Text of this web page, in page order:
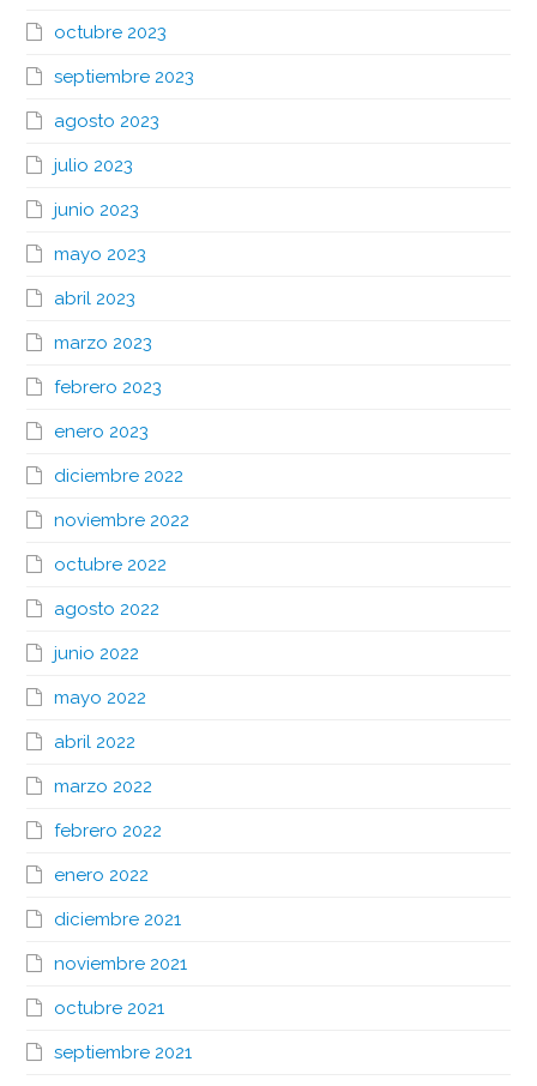
octubre 2023
septiembre 2023
agosto 2023
julio 2023
junio 2023
mayo 2023
abril 2023
marzo 2023
febrero 2023
enero 2023
diciembre 2022
noviembre 2022
octubre 2022
agosto 2022
junio 2022
mayo 2022
abril 2022
marzo 2022
febrero 2022
enero 2022
diciembre 2021
noviembre 2021
octubre 2021
septiembre 2021